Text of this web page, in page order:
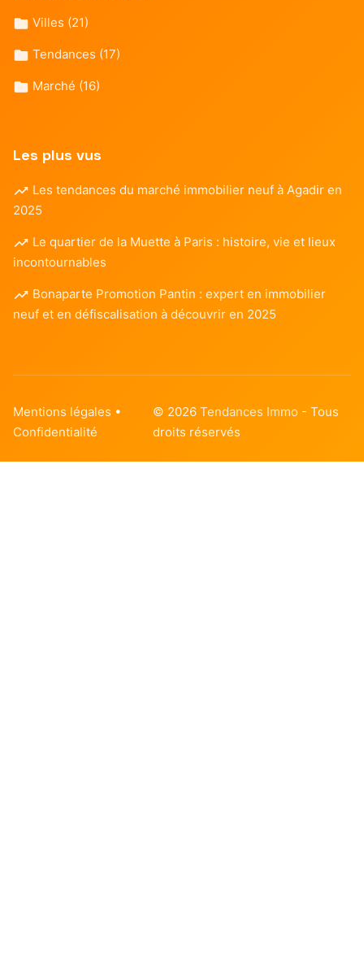
Villes (21)
Tendances (17)
Marché (16)
Les plus vus
Les tendances du marché immobilier neuf à Agadir en
2025
Le quartier de la Muette à Paris : histoire, vie et lieux
incontournables
Bonaparte Promotion Pantin : expert en immobilier
neuf et en défiscalisation à découvrir en 2025
Mentions légales •
Confidentialité
© 2026Tendances Immo - Tous
droits réservés